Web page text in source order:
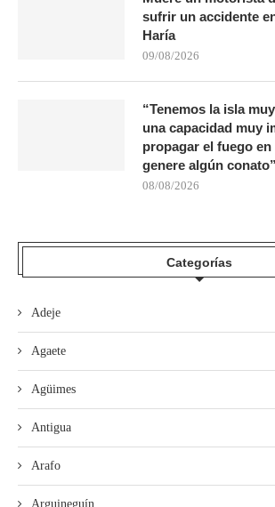
sufrir un accidente
Haría
09/08/2026
“Tenemos la isla
una capacidad muy
propagar el fuego en
genere algún conato”
08/08/2026
Categorías
Adeje
Agaete
Agüimes
Antigua
Arafo
Arguineguín